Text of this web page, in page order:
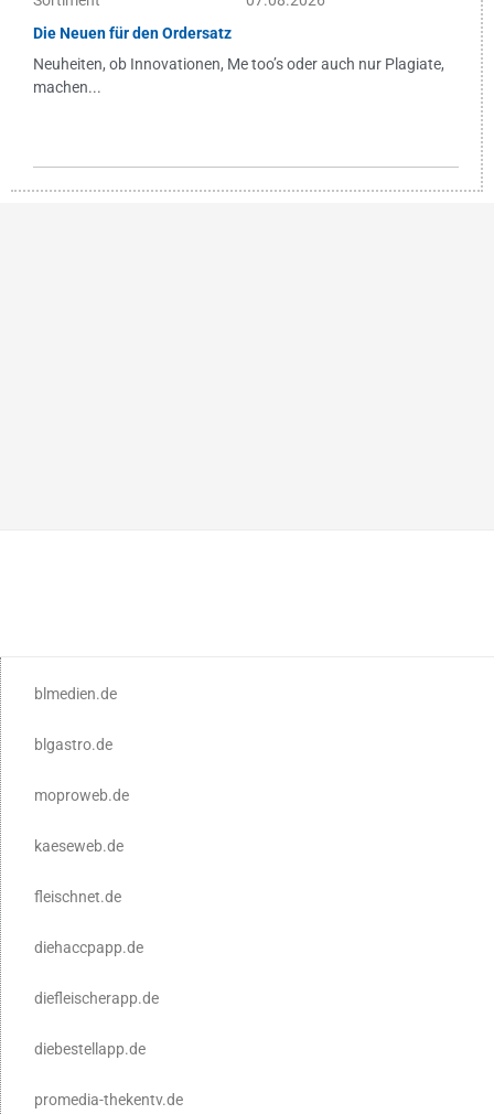
Die Neuen für den Ordersatz
Neuheiten, ob Innovationen, Me too’s oder auch nur Plagiate,
machen...
blmedien.de
blgastro.de
moproweb.de
kaeseweb.de
fleischnet.de
diehaccpapp.de
diefleischerapp.de
diebestellapp.de
promedia-thekentv.de